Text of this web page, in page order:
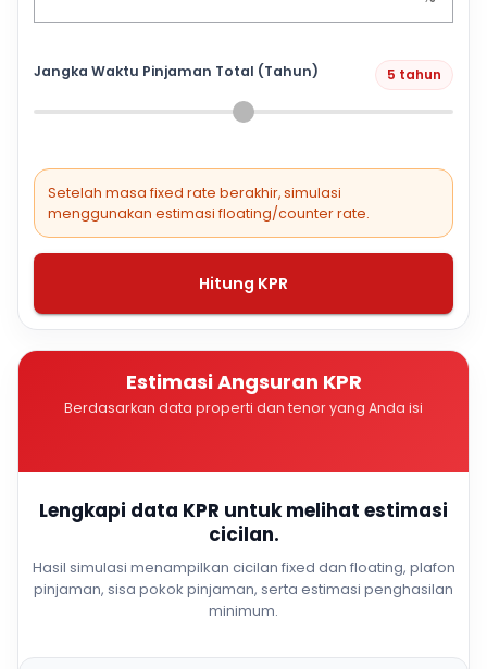
Jangka Waktu Pinjaman Total (Tahun) 5 tahun
Setelah masa fixed rate berakhir, simulasi
menggunakan estimasi floating/counter rate.
Hitung KPR
Estimasi Angsuran KPR
Berdasarkan data properti dan tenor yang Anda isi
Lengkapi data KPR untuk melihat estimasi
cicilan.
Hasil simulasi menampilkan cicilan fixed dan floating, plafon
pinjaman, sisa pokok pinjaman, serta estimasi penghasilan
minimum.